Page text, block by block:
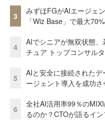
3
みずほFGがAIエージェ
「Wiz Base」で最大
4
AIでシニアが無双状態
チュア トップコンサル
5
AIと安全に接続された
ージェント導入を成功
6
全社AI活用率99％の
るのか？CTOが語るイ